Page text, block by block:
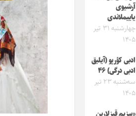
آرشیوی
یاییملاندی
چهارشنبه ۳۱ تیر
۱۴۰۵
ادبی کؤرپو (آیلیق
ادبی درگی) ۴۶
سه‌شنبه ۲۳ تیر
۱۴۰۵